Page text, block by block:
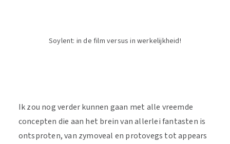
Soylent: in de film versus in werkelijkheid!
Ik zou nog verder kunnen gaan met alle vreemde
concepten die aan het brein van allerlei fantasten is
ontsproten, van zymoveal en protovegs tot appears